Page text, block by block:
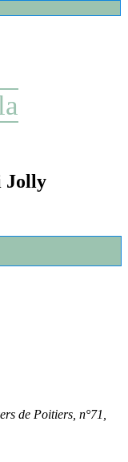
Jolly
de Poitiers, n°71,